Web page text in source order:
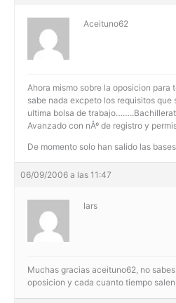
Aceituno62
Ahora mismo sobre la oposicion para
sabe nada excpeto los requisitos que
ultima bolsa de
Avanzado con nÂº de registro y
De momento solo han salido las
06/09/2006 a las 11:47
lars
Muchas gracias aceituno62, no
oposicion y cada cuanto tiempo salen